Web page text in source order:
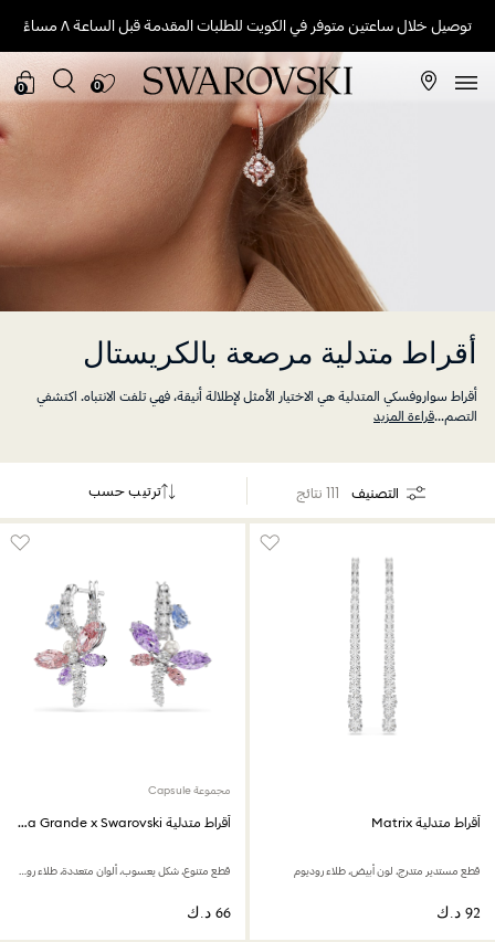
توصيل خلال ساعتين متوفر في الكويت للطلبات المقدمة قبل الساعة ٨ مساءً
0
0
أقراط متدلية مرصعة بالكريستال
أقراط سواروفسكي المتدلية هي الاختيار الأمثل لإطلالة أنيقة، فهي تلفت الانتباه. اكتشفي
التصم...قراءة المزيد
التصنيف 111 نتائج ترتيب حسب
أقراط متدلية Matrix
قطع مستدير متدرج، لون أبيض، طلاء روديوم
مجموعة Capsule
أقراط متدلية Ariana Grande x Swarovski
قطع متنوع، شكل يعسوب، ألوان متعددة، طلاء روديوم